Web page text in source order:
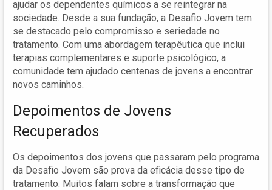
ajudar os dependentes químicos a se reintegrar na
sociedade. Desde a sua fundação, a Desafio Jovem tem
se destacado pelo compromisso e seriedade no
tratamento. Com uma abordagem terapêutica que inclui
terapias complementares e suporte psicológico, a
comunidade tem ajudado centenas de jovens a encontrar
novos caminhos.
Depoimentos de Jovens
Recuperados
Os depoimentos dos jovens que passaram pelo programa
da Desafio Jovem são prova da eficácia desse tipo de
tratamento. Muitos falam sobre a transformação que